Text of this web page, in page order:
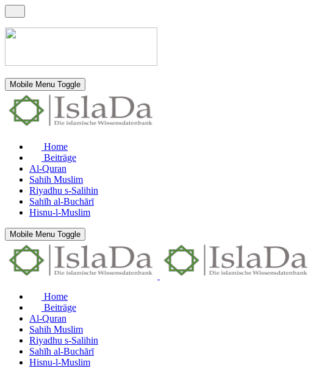
Mobile Menu Toggle
Home
Beiträge
Al-Quran
Sahih Muslim
Riyadhu s-Salihin
Sahīh al-Buchārī
Hisnu-l-Muslim
Mobile Menu Toggle
Home
Beiträge
Al-Quran
Sahih Muslim
Riyadhu s-Salihin
Sahīh al-Buchārī
Hisnu-l-Muslim